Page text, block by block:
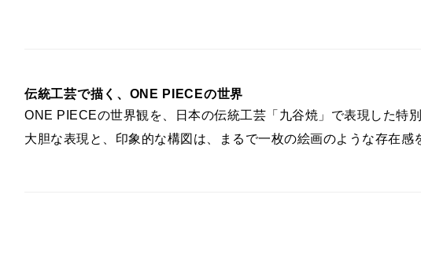
伝統工芸で描く、ONE PIECEの世界
ONE PIECEの世界観を、日本の伝統工芸「九谷焼」で表現した特
大胆な表現と、印象的な構図は、まるで一枚の絵画のような存在感